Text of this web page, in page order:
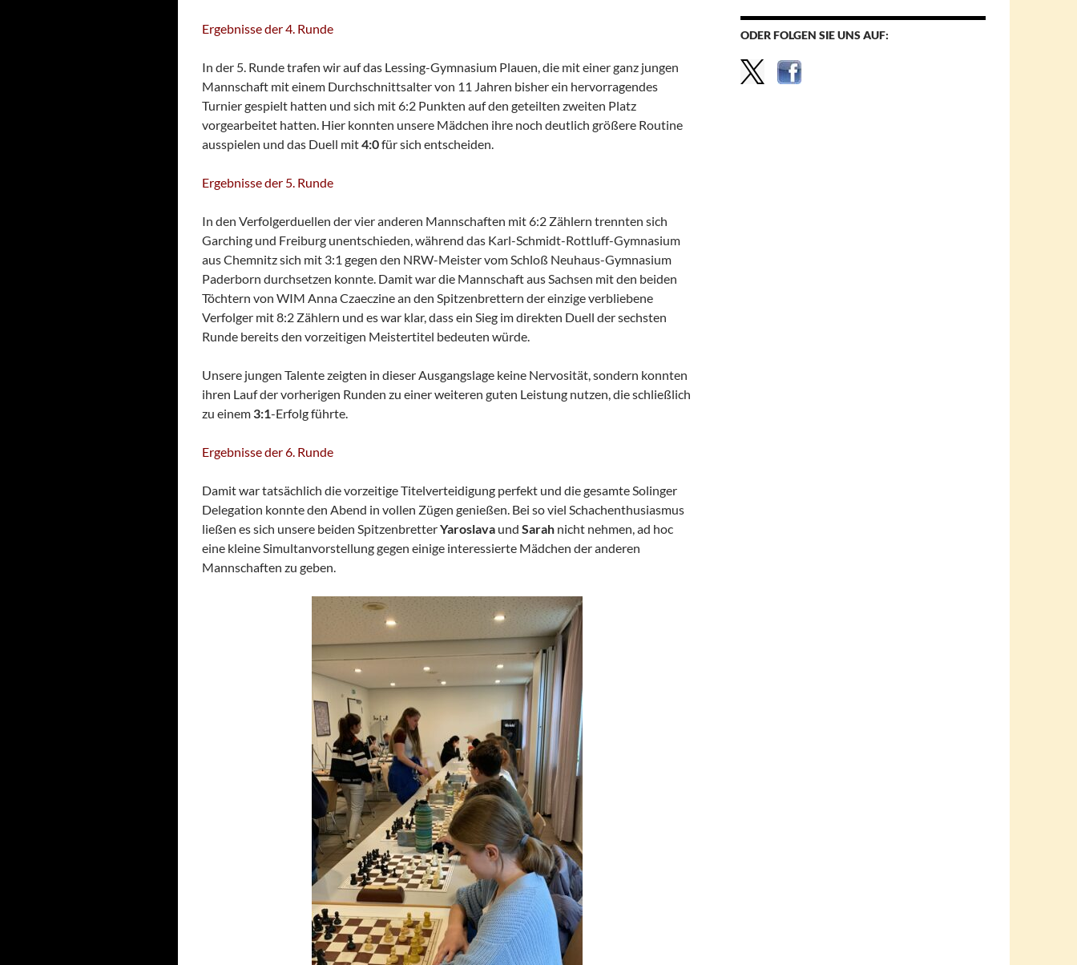
Ergebnisse der 4. Runde
In der 5. Runde trafen wir auf das Lessing-Gymnasium Plauen, die mit einer ganz jungen
Mannschaft mit einem Durchschnittsalter von 11 Jahren bisher ein hervorragendes
Turnier gespielt hatten und sich mit 6:2 Punkten auf den geteilten zweiten Platz
vorgearbeitet hatten. Hier konnten unsere Mädchen ihre noch deutlich größere Routine
ausspielen und das Duell mit4:0für sich entscheiden.
Ergebnisse der 5. Runde
In den Verfolgerduellen der vier anderen Mannschaften mit 6:2 Zählern trennten sich
Garching und Freiburg unentschieden, während das Karl-Schmidt-Rottluff-Gymnasium
aus Chemnitz sich mit 3:1 gegen den NRW-Meister vom Schloß Neuhaus-Gymnasium
Paderborn durchsetzen konnte. Damit war die Mannschaft aus Sachsen mit den beiden
Töchtern von WIM Anna Czaeczine an den Spitzenbrettern der einzige verbliebene
Verfolger mit 8:2 Zählern und es war klar, dass ein Sieg im direkten Duell der sechsten
Runde bereits den vorzeitigen Meistertitel bedeuten würde.
Unsere jungen Talente zeigten in dieser Ausgangslage keine Nervosität, sondern konnten
ihren Lauf der vorherigen Runden zu einer weiteren guten Leistung nutzen, die schließlich
zu einem 3:1-Erfolg führte.
Ergebnisse der 6. Runde
Damit war tatsächlich die vorzeitige Titelverteidigung perfekt und die gesamte Solinger
Delegation konnte den Abend in vollen Zügen genießen. Bei so viel Schachenthusiasmus
ließen es sich unsere beiden SpitzenbretterYaroslava und Sarah nicht nehmen, ad hoc
eine kleine Simultanvorstellung gegen einige interessierte Mädchen der anderen
Mannschaften zu geben.
ODER FOLGEN SIE UNS AUF: